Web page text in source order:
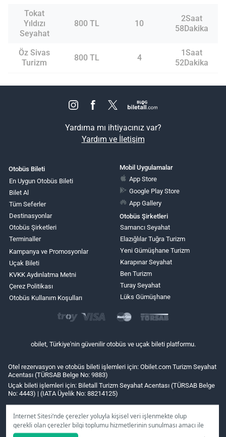
İnternet Sitesi’nde çerezler yoluyla kişisel veri işlenmekte olup
gerekli olan çerezler bilgi toplumu hizmetlerinin sunulması amacı ile
kullanılmaktadır. Tercihleriniz doğrultusunda size özel
Tokat
Yıldızı
Seyahat
800 TL 10
2Saat
58Dakika
Öz Sivas
Turizm
800 TL 4
1Saat
52Dakika
Yardıma mı ihtiyacınız var?
Yardım ve İletişim
Otobüs Bileti
En Uygun Otobüs Bileti
Bilet Al
Tüm Seferler
Destinasyonlar
Otobüs Şirketleri
Terminaller
Kampanya ve Promosyonlar
Uçak Bileti
KVKK Aydınlatma Metni
Çerez Politikası
Otobüs Kullanım Koşulları
Mobil Uygulamalar
App Store
Google Play Store
App Gallery
Otobüs Şirketleri
Samancı Seyahat
Elazığlılar Tuğra Turizm
Yeni Gümüşhane Turizm
Karapınar Seyahat
Ben Turizm
Turay Seyahat
Lüks Gümüşhane
obilet, Türkiye'nin güvenilir otobüs ve uçak bileti platformu.
Otel rezervasyon ve otobüs bileti işlemleri için: Obilet.com Turizm Seyahat
Acentası (TÜRSAB Belge No: 9883)
Uçak bileti işlemleri için: Biletall Turizm Seyahat Acentası (TÜRSAB Belge
No: 4443) | (IATA Üyelik No: 88214125)